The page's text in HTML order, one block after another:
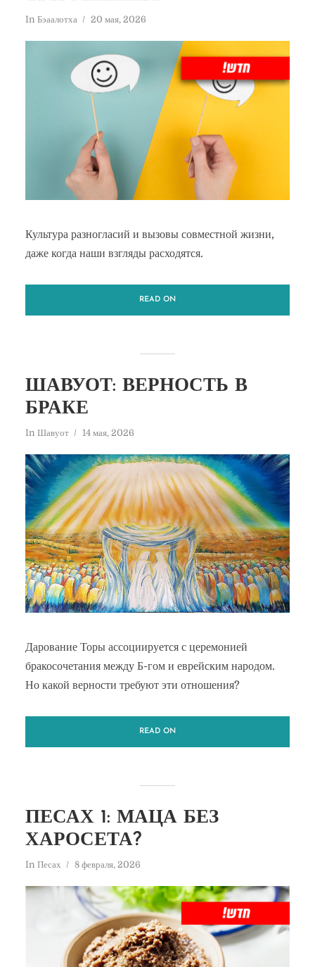
In Бэаалотха 20 мая, 2026
Культура разногласий и вызовы совместной жизни,
даже когда наши взгляды расходятся.
READ ON
ШАВУОТ: ВЕРНОСТЬ В
БРАКЕ
In Шавуот 14 мая, 2026
Дарование Торы ассоциируется с церемонией
бракосочетания между Б-гом и еврейским народом.
Но какой верности требуют эти отношения?
READ ON
ПЕСАХ 1: МАЦА БЕЗ
ХАРОСЕТА?
In Песах 8 февраля, 2026